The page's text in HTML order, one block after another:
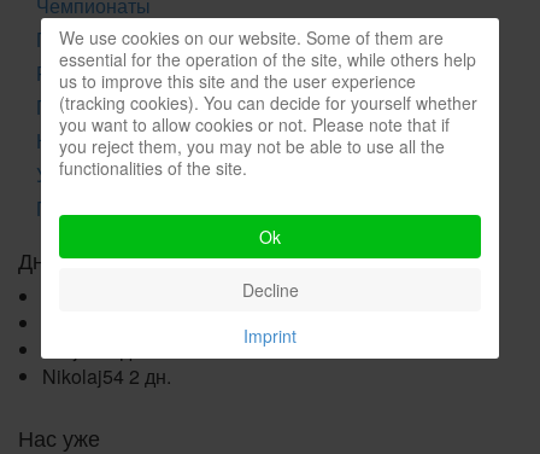
Полезная информация
Регистрация на сайте не удалась
Прогноз погоды
Какая сейчас температура воды
Уровень воды в реках
Прогноз клева
Дни рождения
Nikolaj54 2 дн.
Нас уже
We use cookies on our website. Some of them are
essential for the operation of the site, while others help
us to improve this site and the user experience
(tracking cookies). You can decide for yourself whether
you want to allow cookies or not. Please note that if
you reject them, you may not be able to use all the
functionalities of the site.
Ok
Decline
Imprint